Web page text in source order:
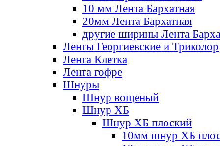
10 мм Лента Бархатная
20мм Лента Бархатная
другие ширины Лента
Ленты Георгиевские и Триколор
Лента Клетка
Лента гофре
Шнуры
Шнур вощеный
Шнур ХБ
Шнур ХБ плоский
10мм шнур ХБ